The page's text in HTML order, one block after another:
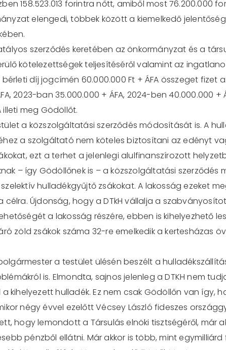
158.523.013 forintra nőtt, amiből most 76.200.000
elengedi, többek között a kiemelkedő
szerződés keretében az önkormányzat és a
kötelezettségek teljesítéséről valamint az
díj jogcímén 60.000.000 Ft + ÁFA összeget
2023-ban 35.000.000 + ÁFA, 2024-ben 40.000.000
illeti meg Gödöllőt.
a közszolgáltatási szerződés módosítását is. A
a szolgáltató nem köteles biztosítani az edényt
ezt a terhet a jelenlegi alulfinanszírozott
– így Gödöllőnek is – a közszolgáltatási
hulladékgyűjtő zsákokat. A lakosság ezeket
célra. Újdonság, hogy a DTkH vállalja a
a lakosság részére, ebben is kihelyezhető
zöld zsákok száma 32-re emelkedik a kertesházas
a testület ülésén beszélt a
is. Elmondta, sajnos jelenleg a DTKH nem
kihelyezett hulladék. Ez nem csak Gödöllőn van így,
négy évvel ezelőtt Vécsey László fideszes
hogy lemondott a Társulás elnöki tisztségéről, már
pénzből ellátni. Már akkor is több, mint